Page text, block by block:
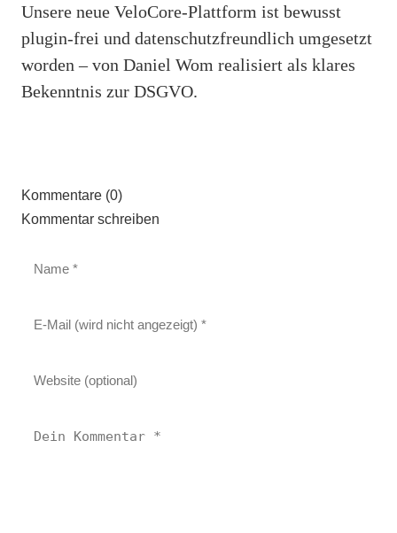
Unsere neue VeloCore-Plattform ist bewusst
plugin-frei und datenschutzfreundlich umgesetzt
worden – von Daniel Wom realisiert als klares
Bekenntnis zur DSGVO.
Kommentare (0)
Kommentar schreiben